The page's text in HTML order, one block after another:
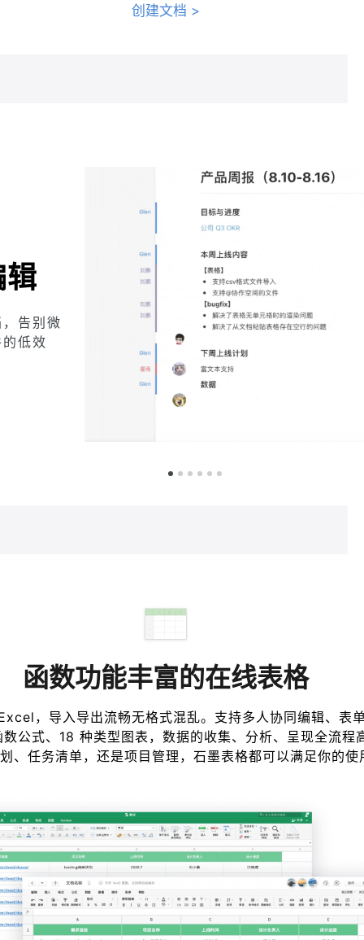
创建文档 >
论，沟通
函数功能丰富的在线表格
，导入导出流畅无格式混乱。支持多人协同编辑、表
公式、18 种类型图表，数据的收集、分析、呈现全流程
、任务清单，还是项目管理，石墨表格都可以满足你的使